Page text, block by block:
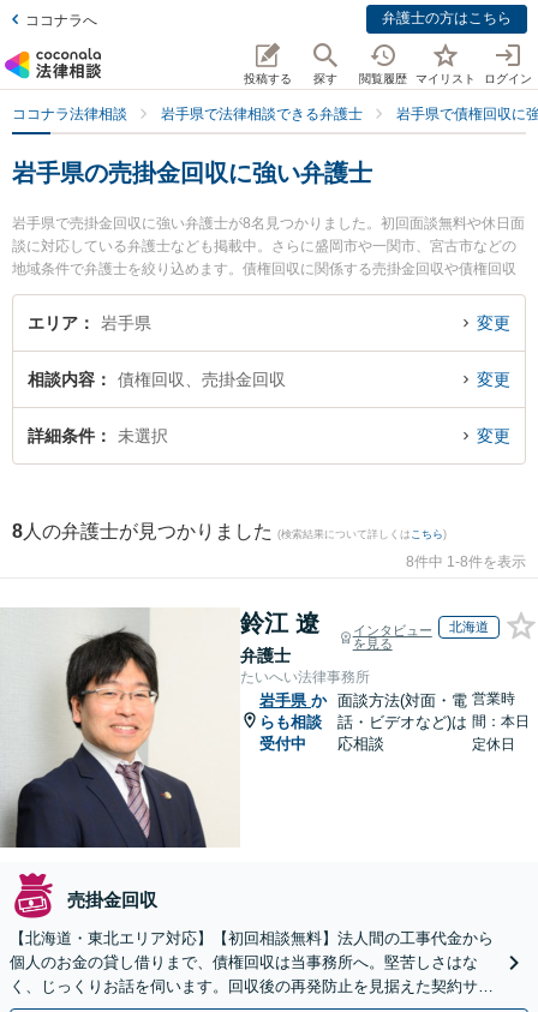
ココナラへ 弁護士の方はこちら
投稿する 探す 閲覧履歴 マイリスト ログイン
ココナラ法律相談 岩手県で法律相談できる弁護士 岩手県で債権回収に
岩手県の売掛金回収に強い弁護士
岩手県で売掛金回収に強い弁護士が8名見つかりました。初回面談無料や休日面
談に対応している弁護士なども掲載中。さらに盛岡市や一関市、宮古市などの
地域条件で弁護士を絞り込めます。債権回収に関係する売掛金回収や債権回収
代行、債権の時効中断等の細かな分野での絞り込み検索もでき便利です。特に
弁護士法人稲葉セントラル法律事務所 盛岡オフィスの田中 宏宜弁護士や三上法
した売掛金回収のトラブルを今すぐに弁護士に相談したい』『売掛金回収のト
ラブル解決の実績豊富な近くの弁護士を検索したい』『初回相談無料で売掛金
回収を法律相談できる岩手県内の弁護士に相談予約したい』などでお困りの相
エリア 岩手県 変更
相談内容 債権回収、売掛金回収 変更
詳細条件 未選択 変更
8 人の弁護士が見つかりました (検索結果について詳しくは こちら)
8件中 1-8件を表示
鈴江 遼
弁護士
インタビュー
を見る
北海道
たいへい法律事務所
岩手県 か
らも相談
受付中
面談方法(対面・電
話・ビデオなど)は
応相談
営業時
間：本日
定休日
売掛金回収
【北海道・東北エリア対応】【初回相談無料】法人間の工事代金から
個人のお金の貸し借りまで、債権回収は当事務所へ。堅苦しさはな
く、じっくりお話を伺います。回収後の再発防止を見据えた契約サポ